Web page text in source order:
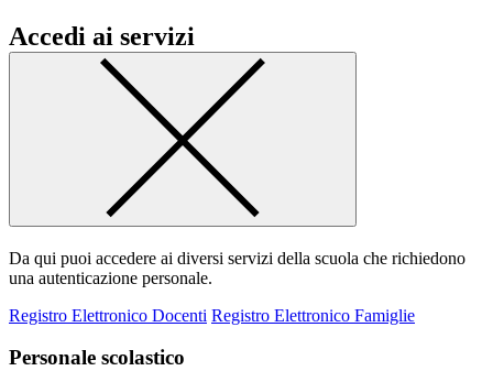
Accedi ai servizi
Da qui puoi accedere ai diversi servizi della scuola che richiedono
una autenticazione personale.
Registro Elettronico Docenti Registro Elettronico Famiglie
Personale scolastico